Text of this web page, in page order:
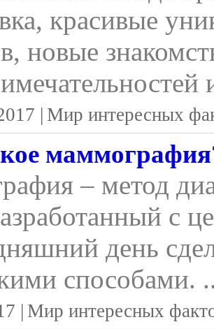
красивые
новые
| Мир интересных
– метод
с
день
способами.
| Мир интересных